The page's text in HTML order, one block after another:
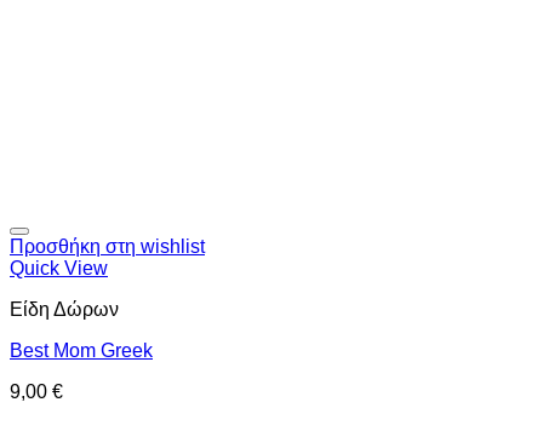
Προσθήκη στη wishlist
Quick View
Είδη Δώρων
Best Mom Greek
9,00 €